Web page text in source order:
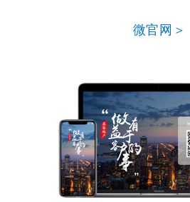
微官网＞